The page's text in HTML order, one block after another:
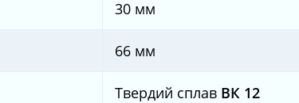
30 мм
66 мм
Твердий сплав ВК 12